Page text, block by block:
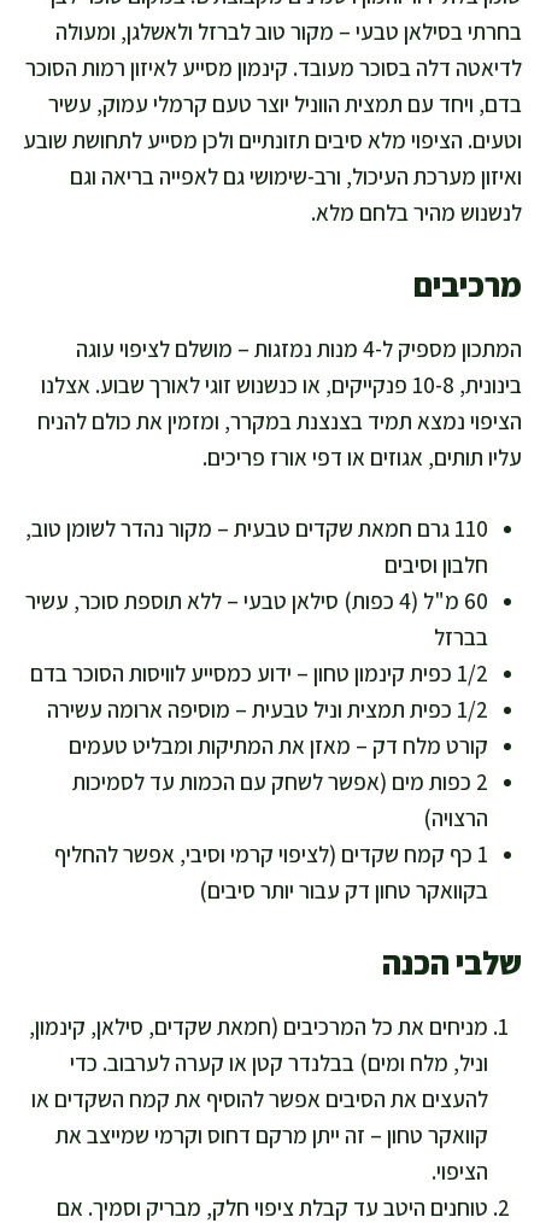
בחרתי בסילאן טבעי – מקור טוב לברזל ולאשלגן, ומעולה
לדיאטה דלה בסוכר מעובד. קינמון מסייע לאיזון רמות הסוכר
בדם, ויחד עם תמצית הווניל יוצר טעם קרמלי עמוק, עשיר
וטעים. הציפוי מלא סיבים תזונתיים ולכן מסייע לתחושת שובע
ואיזון מערכת העיכול, ורב-שימושי גם לאפייה בריאה וגם
לנשנוש מהיר בלחם מלא.
מרכיבים
המתכון מספיק ל-4 מנות נמזגות – מושלם לציפוי עוגה
בינונית, 10-8 פנקייקים, או כנשנוש זוגי לאורך שבוע. אצלנו
הציפוי נמצא תמיד בצנצנת במקרר, ומזמין את כולם להניח
עליו תותים, אגוזים או דפי אורז פריכים.
110 גרם חמאת שקדים טבעית – מקור נהדר לשומן טוב,
חלבון וסיבים
60 מ"ל (4 כפות) סילאן טבעי – ללא תוספת סוכר, עשיר
בברזל
1/2 כפית קינמון טחון – ידוע כמסייע לוויסות הסוכר בדם
1/2 כפית תמצית וניל טבעית – מוסיפה ארומה עשירה
קורט מלח דק – מאזן את המתיקות ומבליט טעמים
2 כפות מים (אפשר לשחק עם הכמות עד לסמיכות
הרצויה)
1 כף קמח שקדים (לציפוי קרמי וסיבי, אפשר להחליף
בקוואקר טחון דק עבור יותר סיבים)
שלבי הכנה
מניחים את כל המרכיבים (חמאת שקדים, סילאן, קינמון,
וניל, מלח ומים) בבלנדר קטן או קערה לערבוב. כדי
להעצים את הסיבים אפשר להוסיף את קמח השקדים או
קוואקר טחון – זה ייתן מרקם דחוס וקרמי שמייצב את
הציפוי.
טוחנים היטב עד קבלת ציפוי חלק, מבריק וסמיך. אם